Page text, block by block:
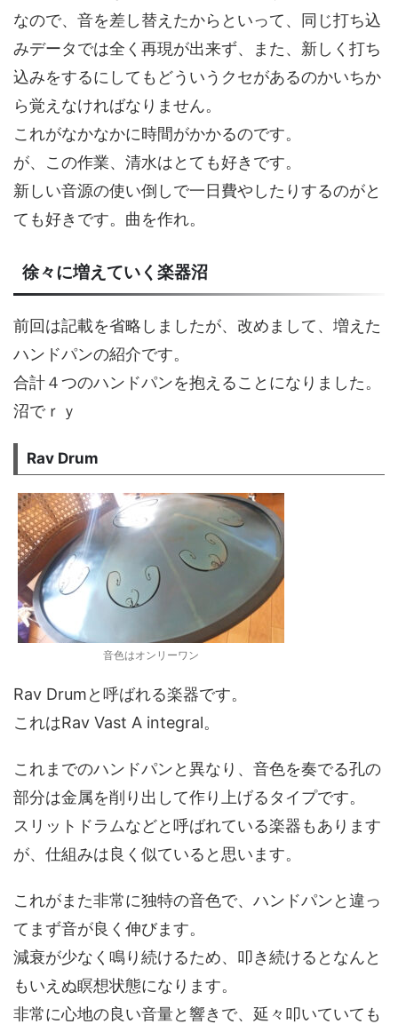
なので、音を差し替えたからといって、同じ打ち込
みデータでは全く再現が出来ず、また、新しく打ち
込みをするにしてもどういうクセがあるのかいちか
ら覚えなければなりません。
これがなかなかに時間がかかるのです。
が、この作業、清水はとても好きです。
新しい音源の使い倒しで一日費やしたりするのがと
ても好きです。曲を作れ。
徐々に増えていく楽器沼
前回は記載を省略しましたが、改めまして、増えた
ハンドパンの紹介です。
合計４つのハンドパンを抱えることになりました。
沼でｒｙ
Rav Drum
音色はオンリーワン
Rav Drumと呼ばれる楽器です。
これはRav Vast A integral。
これまでのハンドパンと異なり、音色を奏でる孔の
部分は金属を削り出して作り上げるタイプです。
スリットドラムなどと呼ばれている楽器もあります
が、仕組みは良く似ていると思います。
これがまた非常に独特の音色で、ハンドパンと違っ
てまず音が良く伸びます。
減衰が少なく鳴り続けるため、叩き続けるとなんと
もいえぬ瞑想状態になります。
非常に心地の良い音量と響きで、延々叩いていても